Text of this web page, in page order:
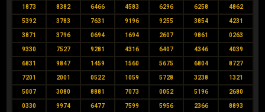
1873 8382 6466 4583 6296 6258 4862
5392 3783 7631 9196 9255 3854 4231
3871 3796 0694 1694 2607 9861 0263
9330 7527 9281 4316 6407 4346 4039
6831 9847 1459 1560 5675 6804 8727
7201 2001 0522 1059 5728 3238 1321
5007 3080 8881 7073 0052 5196 2680
0330 9974 6477 7599 5956 2366 8893